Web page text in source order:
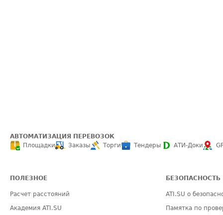
АВТОМАТИЗАЦИЯ ПЕРЕВОЗОК
Площадки
Заказы Торги Тендеры АТИ-Доки
ПОЛЕЗНОЕ
Расчет расстояний
Академия ATI.SU
БЕЗОПАСНОСТЬ
ATI.SU о
Памятка по